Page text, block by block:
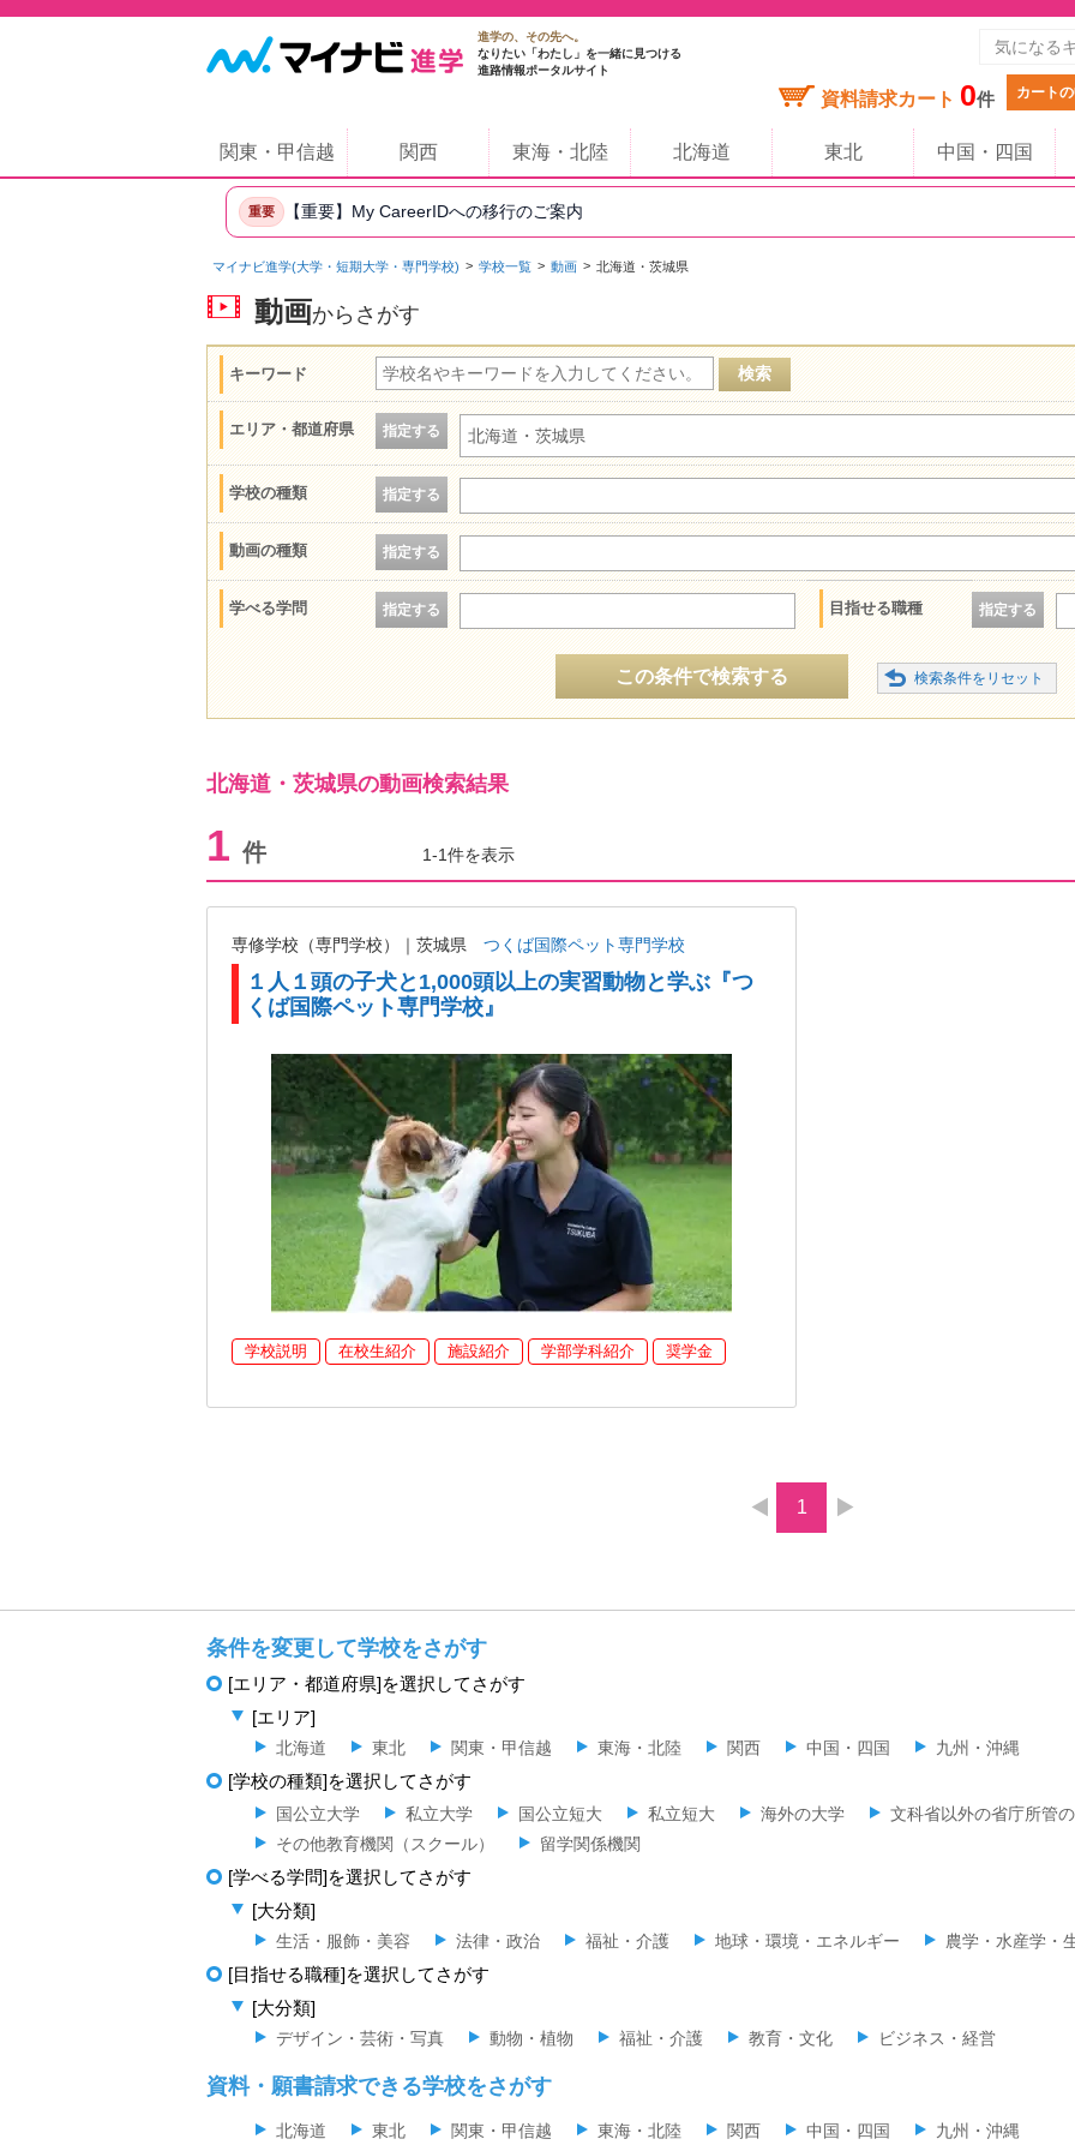
進学の、その先へ。
なりたい「わたし」を一緒に見つける
進路情報ポータルサイト
資料請求カート 0件 カート
関東・甲信越 関西 東海・北陸 北海道 東北 中国・四国
重要 【重要】My CareerIDへの移行のご案内
マイナビ進学(大学・短期大学・専門学校) 学校一覧 動画 北海道・茨城県
動画からさがす
キーワード
エリア・都道府県 指定する 北海道・茨城県
学校の種類 指定する
動画の種類 指定する
学べる学問 指定する 目指せる職種 指定する
この条件で検索する
北海道・茨城県の動画検索結果
1 件 1-1件を表示
専修学校（専門学校）｜茨城県 つくば国際ペット専門学校
１人１頭の子犬と1,000頭以上の実習動物と学ぶ『つ
くば国際ペット専門学校』
学校説明 在校生紹介 施設紹介 学部学科紹介 奨学金
1
条件を変更して学校をさがす
[エリア・都道府県]を選択してさがす
[エリア]
北海道 東北 関東・甲信越 東海・北陸 関西 中国・四国 九州・沖縄
[学校の種類]を選択してさがす
国公立大学 私立大学 国公立短大 私立短大 海外の大学
文科省以外の省庁所管
その他教育機関（スクール）
留学関係機関
[学べる学問]を選択してさがす
[大分類]
生活・服飾・美容 法律・政治 福祉・介護 地球・環境・エネルギー 農学・水産学・
[目指せる職種]を選択してさがす
[大分類]
デザイン・芸術・写真 動物・植物 福祉・介護 教育・文化 ビジネス・経営
資料・願書請求できる学校をさがす
北海道 東北 関東・甲信越 東海・北陸 関西 中国・四国 九州・沖縄